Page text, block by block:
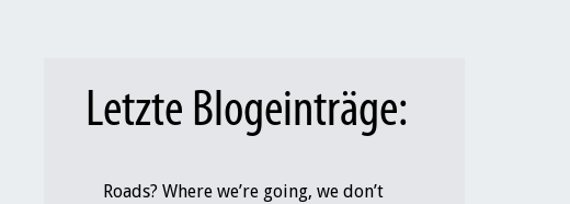
Letzte Blogeinträge:
Roads? Where we’re going, we don’t